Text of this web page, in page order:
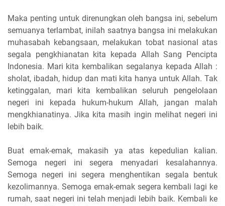
Maka penting untuk direnungkan oleh bangsa ini, sebelum
semuanya terlambat, inilah saatnya bangsa ini melakukan
muhasabah kebangsaan, melakukan tobat nasional atas
segala pengkhianatan kita kepada Allah Sang Pencipta
Indonesia. Mari kita kembalikan segalanya kepada Allah :
sholat, ibadah, hidup dan mati kita hanya untuk Allah. Tak
ketinggalan, mari kita kembalikan seluruh pengelolaan
negeri ini kepada hukum-hukum Allah, jangan malah
mengkhianatinya. Jika kita masih ingin melihat negeri ini
lebih baik.
Buat emak-emak, makasih ya atas kepedulian kalian.
Semoga negeri ini segera menyadari kesalahannya.
Semoga negeri ini segera menghentikan segala bentuk
kezolimannya. Semoga emak-emak segera kembali lagi ke
rumah, saat negeri ini telah menjadi lebih baik. Kembali ke